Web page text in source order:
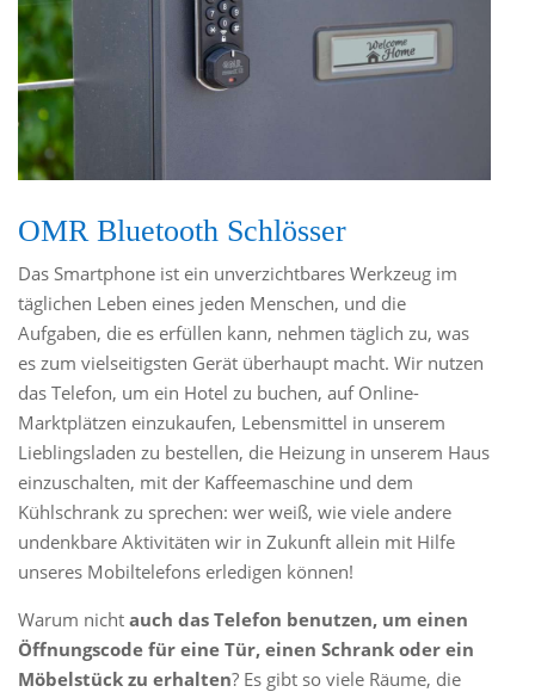
OMR Bluetooth Schlösser
Das Smartphone ist ein unverzichtbares Werkzeug im
täglichen Leben eines jeden Menschen, und die
Aufgaben, die es erfüllen kann, nehmen täglich zu, was
es zum vielseitigsten Gerät überhaupt macht. Wir nutzen
das Telefon, um ein Hotel zu buchen, auf Online-
Marktplätzen einzukaufen, Lebensmittel in unserem
Lieblingsladen zu bestellen, die Heizung in unserem Haus
einzuschalten, mit der Kaffeemaschine und dem
Kühlschrank zu sprechen: wer weiß, wie viele andere
undenkbare Aktivitäten wir in Zukunft allein mit Hilfe
unseres Mobiltelefons erledigen können!
Warum nicht auch das Telefon benutzen, um einen
Öffnungscode für eine Tür, einen Schrank oder ein
Möbelstück zu erhalten? Es gibt so viele Räume, die